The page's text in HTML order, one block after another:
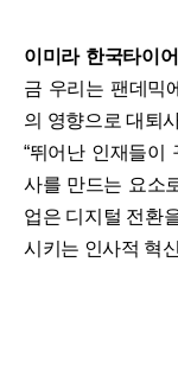
이미라 한국타이
금 우리는 팬데믹
의 영향으로 대퇴
“뛰어난 인재들이
사를 만드는 요소
업은 디지털 전환
시키는 인사적 혁